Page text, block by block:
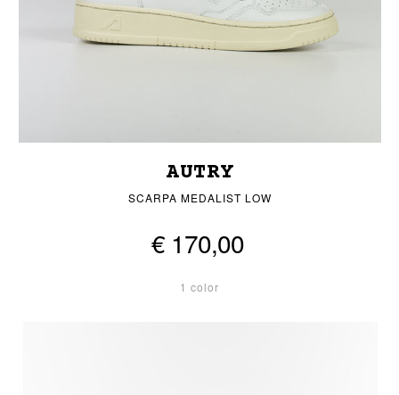
AUTRY
SCARPA MEDALIST LOW
€ 170,00
1 color